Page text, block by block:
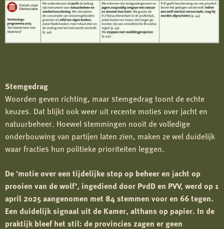
Stemgedrag
Woorden geven richting, maar stemgedrag toont de echte
keuzes. Dat blijkt ook weer uit recente moties over jacht en
natuurbeheer. Hoewel stemmingen nooit de volledige
onderbouwing van partijen laten zien, maken ze wel duidelijk
waar fracties hun politieke prioriteiten leggen.
De ‘motie over een tijdelijke stop op beheer en jacht op
prooien van de wolf’, ingediend door PvdD en PVV, werd op 1
april 2025 aangenomen met 84 stemmen voor en 66 tegen.
Een duidelijk signaal uit de Kamer, althans op papier. In de
praktijk bleef het stil: de provincies zagen er geen